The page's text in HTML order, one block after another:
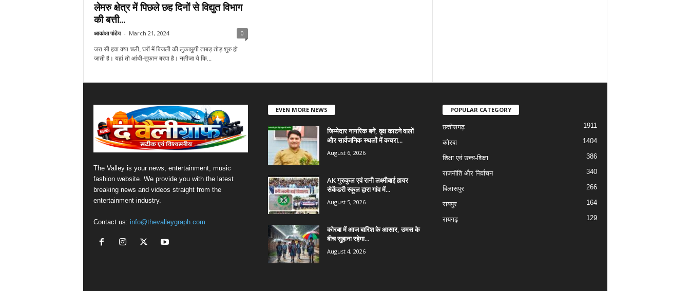
लेमरु क्षेत्र में पिछले छह दिनों से विद्युत विभाग
की बत्ती...
आकांक्षा पांडेय - March 21, 2024 0
जरा सी हवा क्या चली, घरों में बिजली की लुकाछुपी ताबड़ तोड़ शुरु हो
जाती है। यहां तो आंधी-तूफान बरपा है। नतीजा ये कि...
The Valley is your news, entertainment, music
fashion website. We provide you with the latest
breaking news and videos straight from the
entertainment industry.
Contact us: info@thevalleygraph.com
EVEN MORE NEWS
जिम्मेदार नागरिक बनें, वृक्ष काटने वालों
और सार्वजनिक स्थलों में कचरा...
August 6, 2026
AK गुरुकुल एवं रानी लक्ष्मीबाई हायर
सेकेंडरी स्कूल द्वारा गांव में...
August 5, 2026
कोरबा में आज बारिश के आसार, उमस के
बीच सुहाना रहेगा...
August 4, 2026
POPULAR CATEGORY
छत्तीसगढ़ 1911
कोरबा 1404
शिक्षा एवं उच्च-शिक्षा 386
राजनीति और निर्वाचन 340
बिलासपुर 266
रायपुर 164
रायगढ़ 129